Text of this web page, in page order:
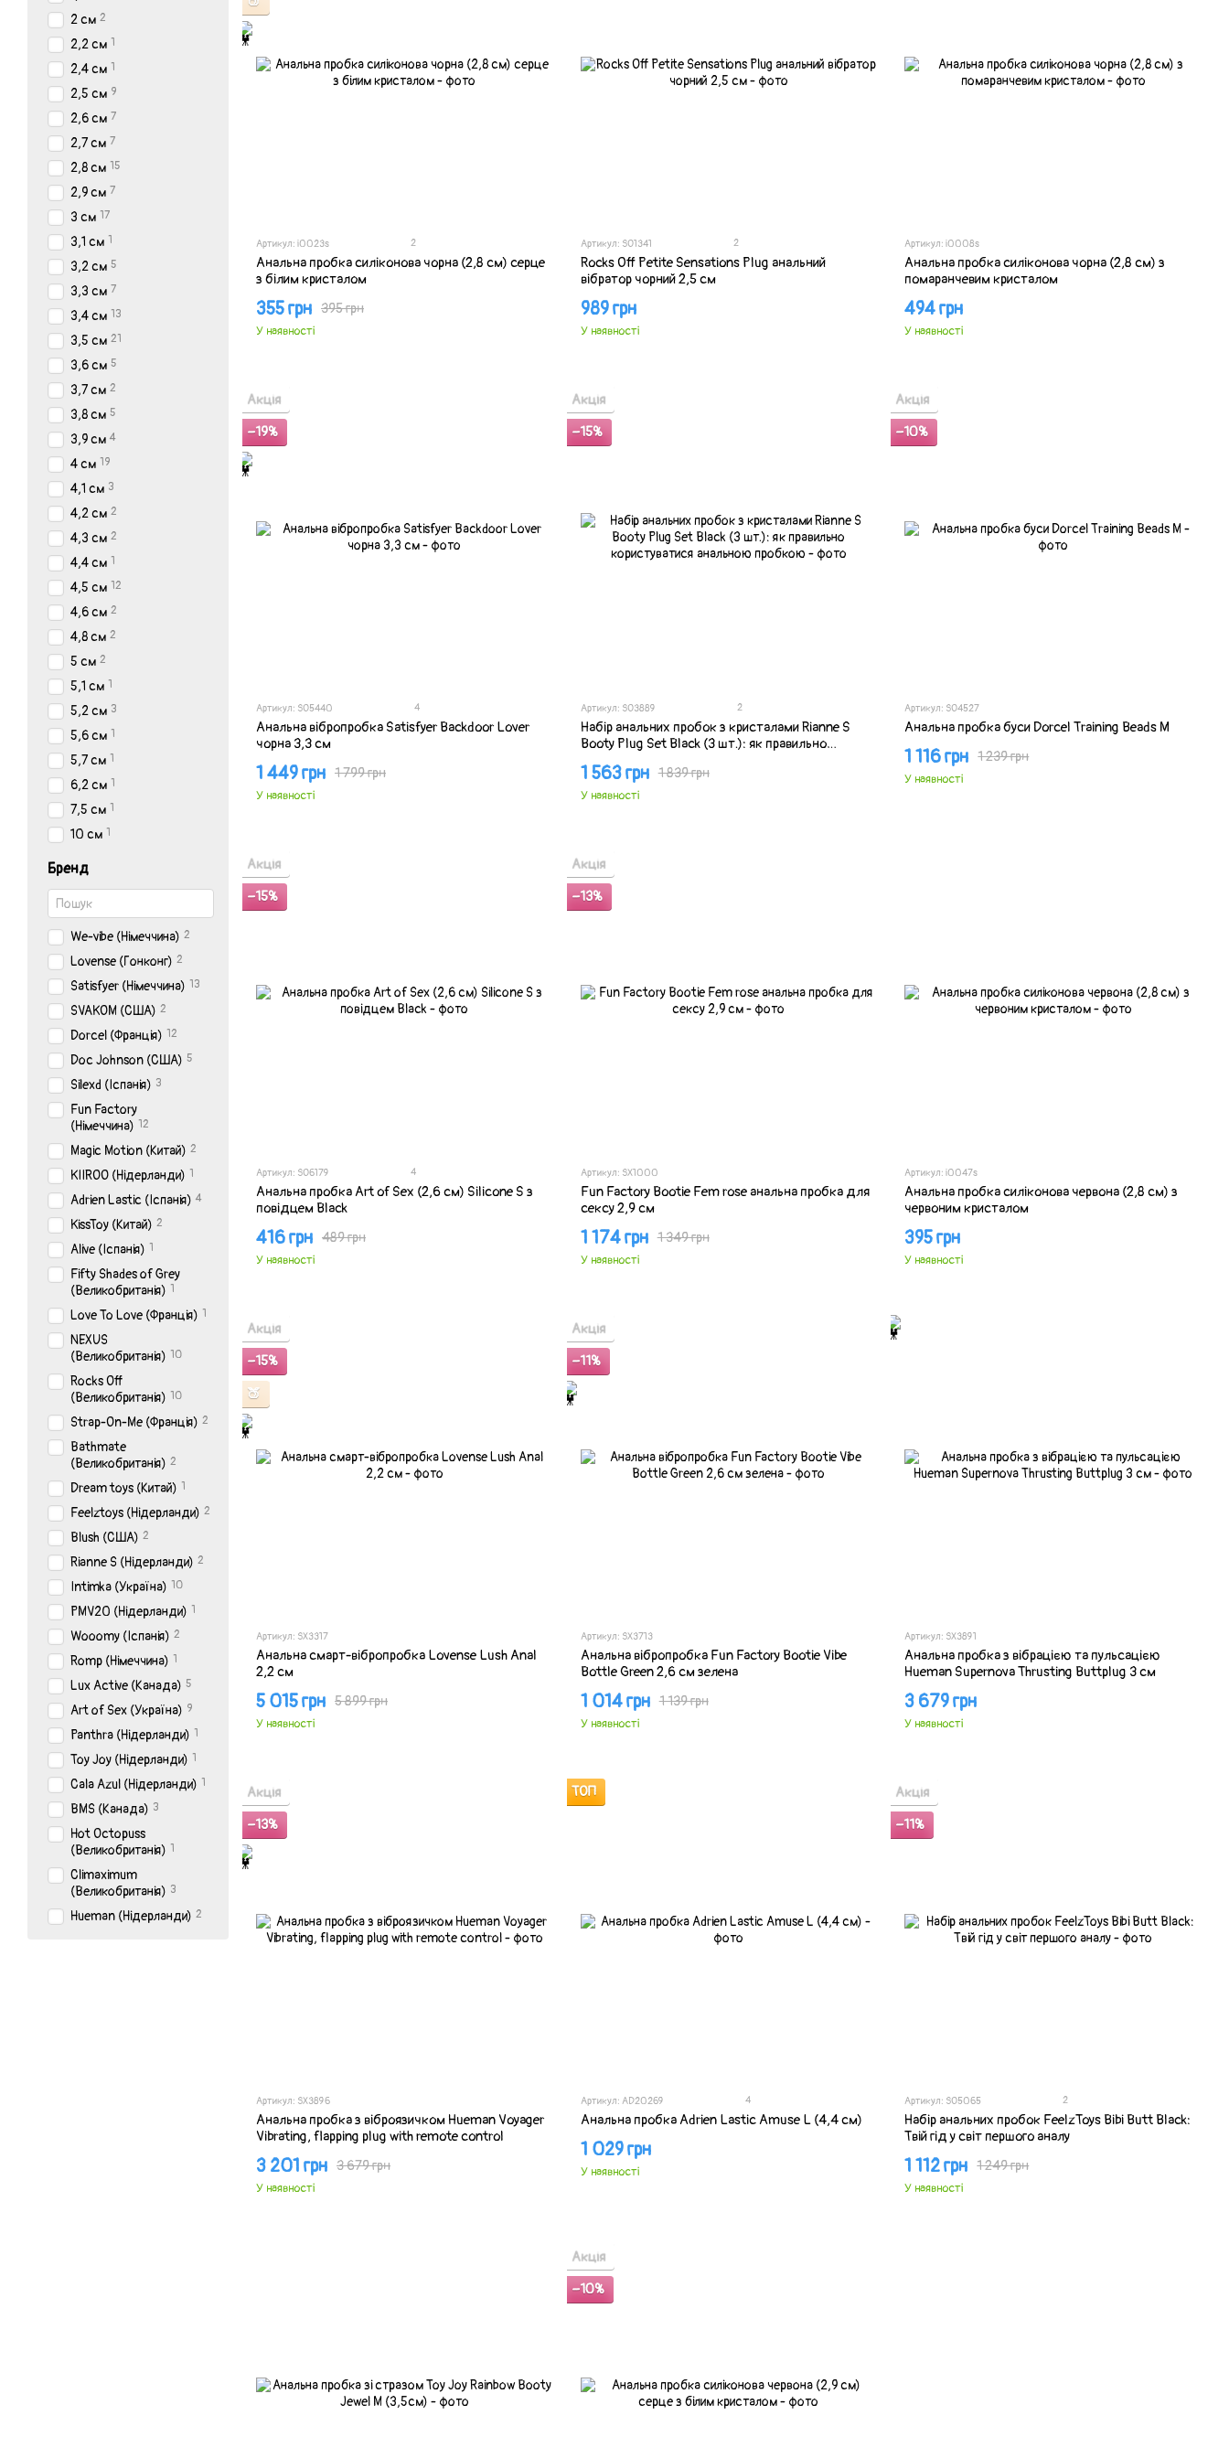
Артикул: i0023s 2
Анальна пробка силіконова чорна (2,8 см) серце
з білим кристалом
395 грн
355 грн
У наявності
Артикул: SO1341 2
Rocks Off Petite Sensations Plug анальний
вібратор чорний 2,5 см
989 грн
У наявності
Артикул: i0008s
Анальна пробка силіконова чорна (2,8 см) з
помаранчевим кристалом
494 грн
У наявності
Акція
−19%
Артикул: SO5440 4
Анальна вібропробка Satisfyer Backdoor Lover
чорна 3,3 см
1 799 грн
1 449 грн
У наявності
Акція
−15%
Артикул: SO3889 2
Набір анальних пробок з кристалами Rianne S
Booty Plug Set Black (3 шт.): як правильно
користуватися анальною пробкою
1 839 грн
1 563 грн
У наявності
Акція
−10%
Артикул: SO4527
Анальна пробка буси Dorcel Training Beads M
1 239 грн
1 116 грн
У наявності
Акція
−15%
Артикул: SO6179 4
Анальна пробка Art of Sex (2,6 см) Silicone S з
повідцем Black
489 грн
416 грн
У наявності
Акція
−13%
Артикул: SX1000
Fun Factory Bootie Fem rose анальна пробка для
сексу 2,9 см
1 349 грн
1 174 грн
У наявності
Артикул: i0047s
Анальна пробка силіконова червона (2,8 см) з
червоним кристалом
395 грн
У наявності
Акція
−15%
🍑
Артикул: SX3317
Анальна смарт-вібропробка Lovense Lush Anal
2,2 см
5 899 грн
5 015 грн
У наявності
Акція
−11%
Артикул: SX3713
Анальна вібропробка Fun Factory Bootie Vibe
Bottle Green 2,6 см зелена
1 139 грн
1 014 грн
У наявності
Артикул: SX3891
Анальна пробка з вібрацією та пульсацією
Hueman Supernova Thrusting Buttplug 3 см
3 679 грн
У наявності
Акція
−13%
Артикул: SX3896
Анальна пробка з віброязичком Hueman Voyager
Vibrating, flapping plug with remote control
3 679 грн
3 201 грн
У наявності
ТОП
Артикул: AD20269 4
Анальна пробка Adrien Lastic Amuse L (4,4 см)
1 029 грн
У наявності
Акція
−11%
Артикул: SO5065 2
Набір анальних пробок FeelzToys Bibi Butt Black:
Твій гід у світ першого аналу
1 249 грн
1 112 грн
У наявності
Акція
−10%
2 см 2
2,2 см 1
2,4 см 1
2,5 см 9
2,6 см 7
2,7 см 7
2,8 см 15
2,9 см 7
3 см 17
3,1 см 1
3,2 см 5
3,3 см 7
3,4 см 13
3,5 см 21
3,6 см 5
3,7 см 2
3,8 см 5
3,9 см 4
4 см 19
4,1 см 3
4,2 см 2
4,3 см 2
4,4 см 1
4,5 см 12
4,6 см 2
4,8 см 2
5 см 2
5,1 см 1
5,2 см 3
5,6 см 1
5,7 см 1
6,2 см 1
7,5 см 1
10 см 1
Бренд
We-vibe (Німеччина) 2
Lovense (Гонконг) 2
Satisfyer (Німеччина) 13
SVAKOM (США) 2
Dorcel (Франція) 12
Doc Johnson (США) 5
Silexd (Іспанія) 3
Fun Factory
(Німеччина) 12
Magic Motion (Китай) 2
KIIROO (Нідерланди) 1
Adrien Lastic (Іспанія) 4
KissToy (Китай) 2
Alive (Іспанія) 1
Fifty Shades of Grey
(Великобританія) 1
Love To Love (Франція) 1
NEXUS
(Великобританія) 10
Rocks Off
(Великобританія) 10
Strap-On-Me (Франція) 2
Bathmate
(Великобританія) 2
Dream toys (Китай) 1
Feelztoys (Нідерланди) 2
Blush (США) 2
Rianne S (Нідерланди) 2
Intimka (Україна) 10
PMV20 (Нідерланди) 1
Wooomy (Іспанія) 2
Romp (Німеччина) 1
Lux Active (Канада) 5
Art of Sex (Україна) 9
Panthra (Нідерланди) 1
Toy Joy (Нідерланди) 1
Cala Azul (Нідерланди) 1
BMS (Канада) 3
Hot Octopuss
(Великобританія) 1
Climaximum
(Великобританія) 3
Hueman (Нідерланди) 2